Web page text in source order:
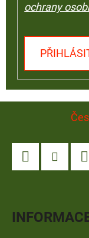
ochrany